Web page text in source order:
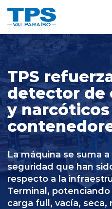
Somos TPS
Nuestra Visión
Servicios y Tarifas
Políticas y
Prensa
TPS
detector de
y
La máquina se suma
seguridad que han
respecto a la
Terminal,
carga full, vacía, seca,